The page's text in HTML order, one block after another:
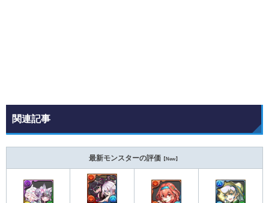
関連記事
最新モンスターの評価 【New】